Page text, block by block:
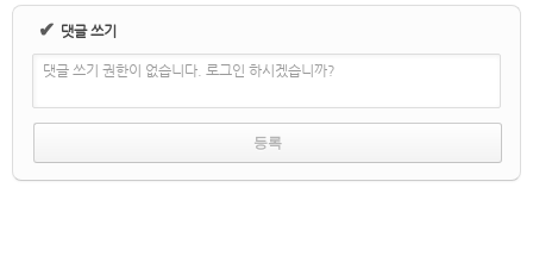
✔ 댓글 쓰기
댓글 쓰기 권한이 없습니다. 로그인 하시겠습니까?